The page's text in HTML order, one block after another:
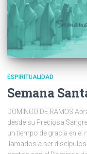
ESPIRITUALIDAD
Semana
DOMINGO DE RAMOS
desde su Preciosa
un tiempo de gracia en
llamados a ser